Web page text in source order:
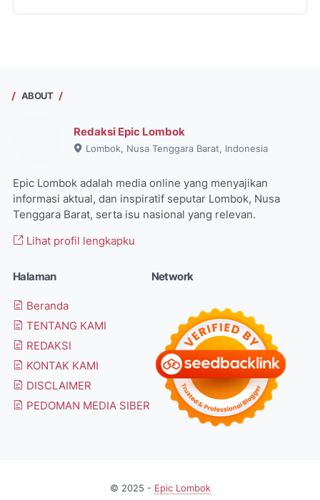
ABOUT
Redaksi Epic Lombok
Lombok, Nusa Tenggara Barat, Indonesia
Epic Lombok adalah media online yang menyajikan
informasi aktual, dan inspiratif seputar Lombok, Nusa
Tenggara Barat, serta isu nasional yang relevan.
Lihat profil lengkapku
Halaman
Beranda
TENTANG KAMI
REDAKSI
KONTAK KAMI
DISCLAIMER
PEDOMAN MEDIA SIBER
Network
© 2025 - Epic Lombok